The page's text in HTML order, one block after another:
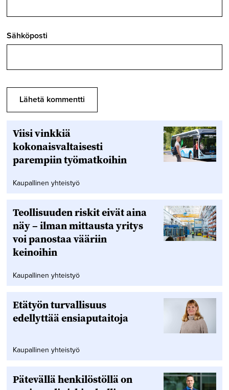
Sähköposti
Viisi vinkkiä
kokonaisvaltaisesti
parempiin työmatkoihin
Kaupallinen yhteistyö
Teollisuuden riskit eivät aina
näy – ilman mittausta yritys
voi panostaa vääriin
keinoihin
Kaupallinen yhteistyö
Etätyön turvallisuus
edellyttää ensiaputaitoja
Kaupallinen yhteistyö
Pätevällä henkilöstöllä on